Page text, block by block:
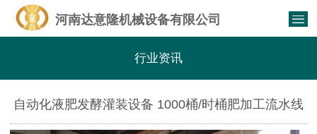
河南达意隆机械设备有限公司
行业资讯
自动化液肥发酵灌装设备 1000桶/时桶肥加工流水线